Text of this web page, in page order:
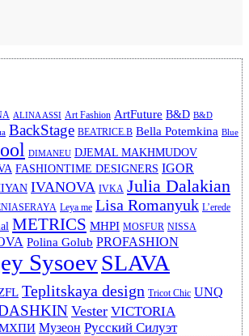
ALINA ASSI Art Fashion ArtFuture B&D B&D
BackStage BEATRICE.B Bella Potemkina Blue
DIMANEU DJEMAL MAKHMUDOV
FASHIONTIME DESIGNERS IGOR
IVANOVA IVKA Julia Dalakian
Leya me Lisa Romanyuk L’erede
METRICS MHPI MOSFUR NISSA
Polina Golub PROFASHION
SysoevSLAVA
Teplitskaya design Tricot Chic UNQ
Vester VICTORIA
Музеон Русский Силуэт